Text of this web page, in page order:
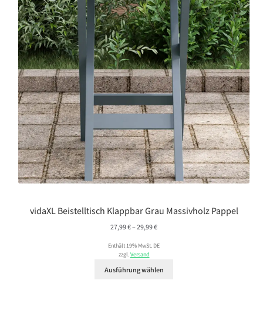
vidaXL Beistelltisch Klappbar Grau Massivholz Pappel
27,99€– 29,99€Preisspanne:
bis
Enthält 19% MwSt. DE
zzgl.Versand
Ausführung wählen